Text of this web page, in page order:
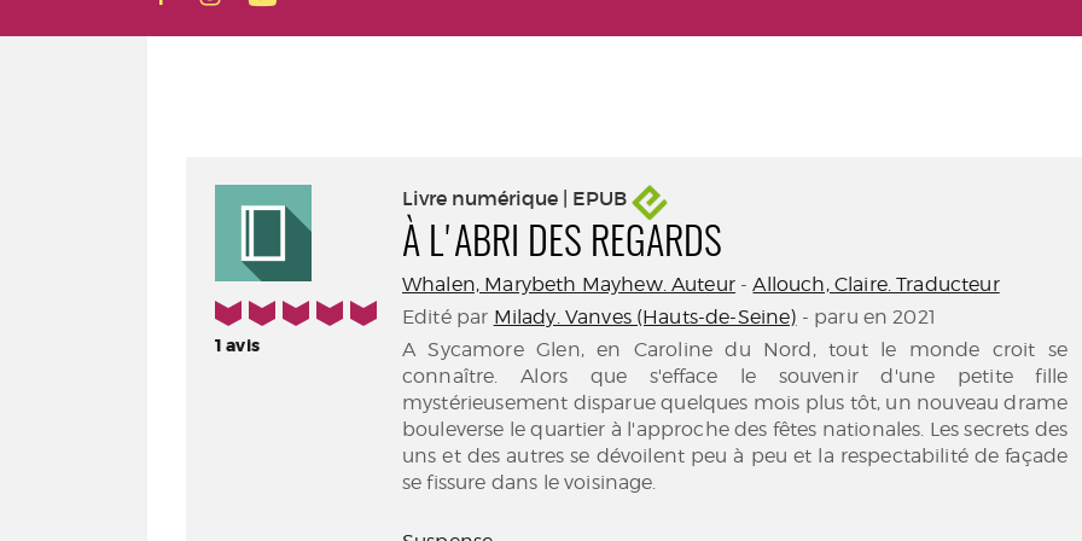
5/5
1avis
Livre numérique | EPUB
À L'ABRI DES REGARDS
Whalen, Marybeth Mayhew. Auteur-Allouch, Claire. Traducteur
Edité par Milady. Vanves (Hauts-de-Seine) - paru en 2021
A Sycamore Glen, en Caroline du Nord, tout le monde croit se
connaître. Alors que s'efface le souvenir d'une petite fille
mystérieusement disparue quelques mois plus tôt, un nouveau drame
bouleverse le quartier à l'approche des fêtes nationales. Les secrets des
uns et des autres se dévoilent peu à peu et la respectabilité de façade
se fissure dans le voisinage.